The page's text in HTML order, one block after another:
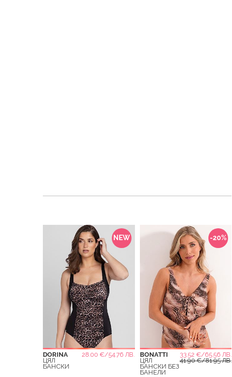
NEW
DORINA
28.00 €/54.76 ЛВ.
ЦЯЛ
БАНСКИ
-20%
BONATTI
33.52 €/65.56 ЛВ.
ЦЯЛ
БАНСКИ БЕЗ
БАНЕЛИ
41.90 €/81.95 ЛВ.